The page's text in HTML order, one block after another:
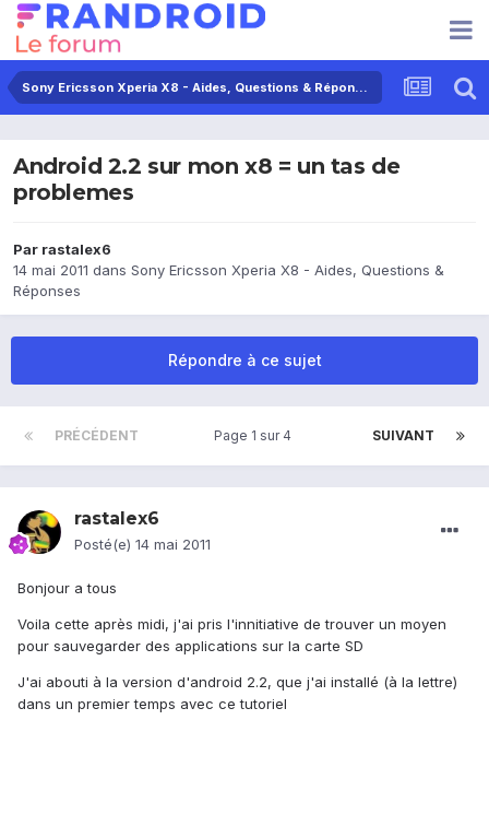
Sony Ericsson Xperia X8 - Aides, Questions & Réponses
Android 2.2 sur mon x8 = un tas de
problemes
Par rastalex6
14 mai 2011 dans Sony Ericsson Xperia X8 - Aides, Questions &
Réponses
Répondre à ce sujet
PRÉCÉDENT SUIVANT
Page 1 sur 4
rastalex6
Posté(e) 14 mai 2011
Bonjour a tous
Voila cette après midi, j'ai pris l'innitiative de trouver un moyen
pour sauvegarder des applications sur la carte SD
J'ai abouti à la version d'android 2.2, que j'ai installé (à la lettre)
dans un premier temps avec ce tutoriel